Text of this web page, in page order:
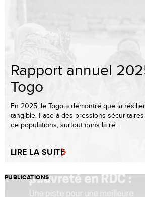
Rapport annuel
Togo
En 2025, le Togo a démontré que la
tangible. Face à des pressions
de populations, surtout dans la ré...
LIRE LA SUITE
PUBLICATIONS